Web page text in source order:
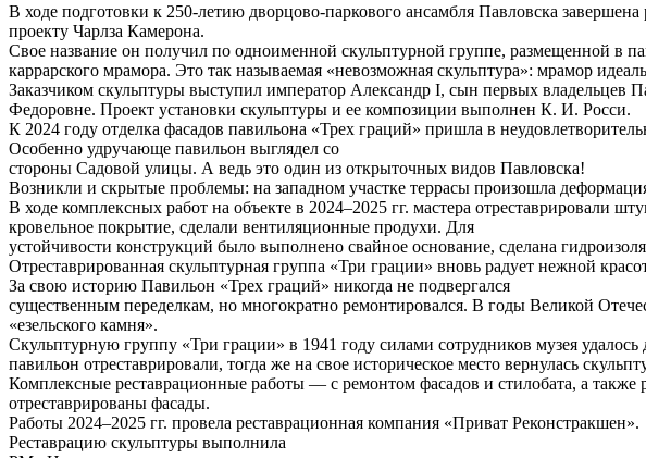
В ходе подготовки к 250-летию дворцово-паркового ансамбля Павловска
проекту Чарлза Камерона.
Свое название он получил по одноименной скульптурной группе, размещенной в
каррарского мрамора. Это так называемая «невозможная скульптура»: мрамор
Заказчиком скульптуры выступил император Александр I, сын первых
Федоровне. Проект установки скульптуры и ее композиции выполнен К. И. Росси.
К 2024 году отделка фасадов павильона «Трех граций» пришла в
Особенно удручающе павильон выглядел со
стороны Садовой улицы. А ведь это один из открыточных видов Павловска!
Возникли и скрытые проблемы: на западном участке террасы произошла
В ходе комплексных работ на объекте в 2024–2025 гг. мастера отреставрировали
кровельное покрытие, сделали вентиляционные продухи. Для
устойчивости конструкций было выполнено свайное основание, сделана
Отреставрированная скульптурная группа «Три грации» вновь радует нежной
За свою историю Павильон «Трех граций» никогда не подвергался
существенным переделкам, но многократно ремонтировался. В годы Великой
«езельского камня».
Скульптурную группу «Три грации» в 1941 году силами сотрудников музея
павильон отреставрировали, тогда же на свое историческое место вернулась
Комплексные реставрационные работы — с ремонтом фасадов и стилобата, а
отреставрированы фасады.
Работы 2024–2025 гг. провела реставрационная компания «Приват Реконстракшен».
Реставрацию скульптуры выполнила